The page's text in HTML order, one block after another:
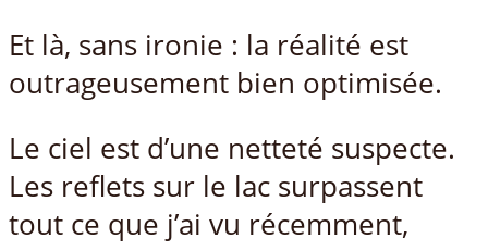
Et là, sans ironie : la réalité est
outrageusement bien optimisée.
Le ciel est d’une netteté suspecte.
Les reflets sur le lac surpassent
tout ce que j’ai vu récemment,